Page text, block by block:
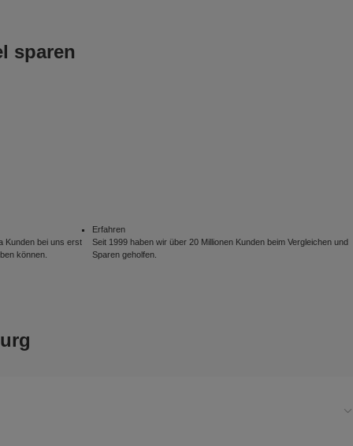
sparen
Kunden bei uns erst
können.
Erfahren
Seit 1999 haben wir über 20 Millionen Kunden beim Vergleichen und
Sparen geholfen.